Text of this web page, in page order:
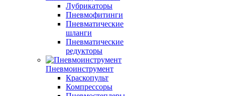
Лубрикаторы
Пневмофитинги
Пневматические
шланги
Пневматические
редукторы
Пневмоинструмент
Краскопульт
Компрессоры